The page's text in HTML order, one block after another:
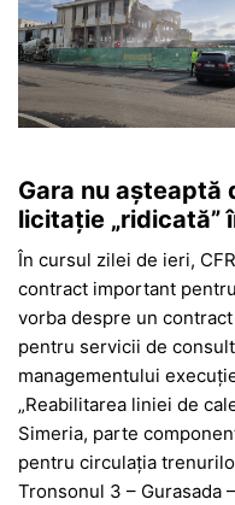
Gara nu așteaptă
licitație „ridicată”
În cursul zilei de ieri,
contract important
vorba despre un
pentru servicii de
managementului
„Reabilitarea liniei de
Simeria, parte
pentru circulația
Tronsonul 3 – Gurasada